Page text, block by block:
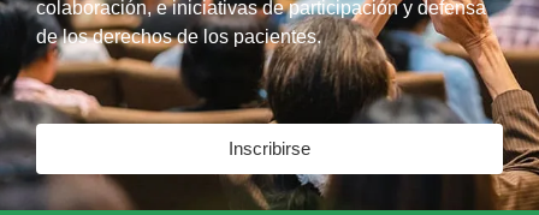
colaboración, e iniciativas de participación y defensa
de los derechos de los pacientes.
Inscribirse